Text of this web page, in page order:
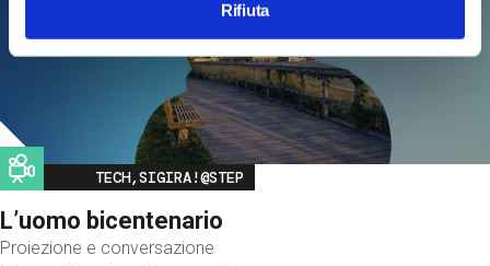
Rifiuta
Image
TECH,SIGIRA!@STEP
L’uomo bicentenario
Proiezione e conversazione